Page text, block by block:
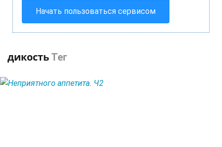
Начать пользоваться сервисом
дикость Тег
ЧИТАТЬ ДАЛЕЕ